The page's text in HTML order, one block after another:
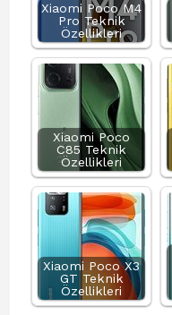
Xiaomi Poco M4
Pro Teknik
Özellikleri
Xiaomi Poco
C85 Teknik
Özellikleri
Xiaomi Poco X3
GT Teknik
Özellikleri